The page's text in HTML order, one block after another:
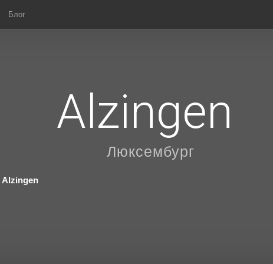
Блог
Alzingen
Люксембург
Alzingen